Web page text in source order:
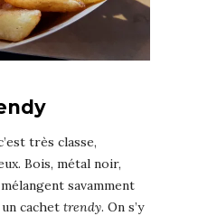
très classe,
Bois, métal noir,
savamment
cachet trendy. On s’y